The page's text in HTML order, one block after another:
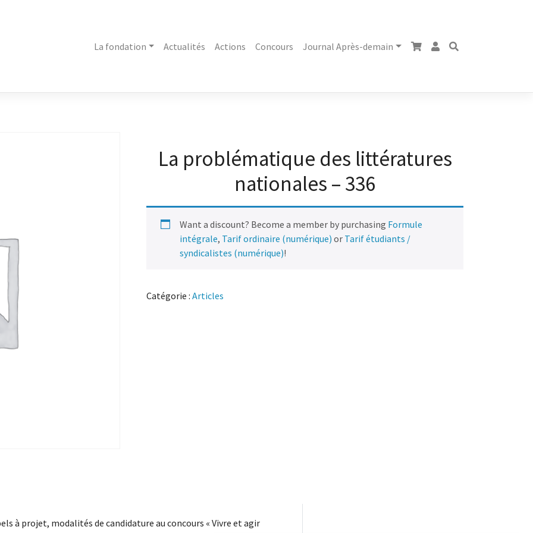
La fondation Actualités Actions Concours Journal Après-demain
La problématique des littératures
nationales – 336
Want a discount? Become a member by purchasing Formule
intégrale, Tarif ordinaire (numérique) or Tarif étudiants /
syndicalistes (numérique)!
Catégorie :Articles
à projet, modalités de candidature au concours « Vivre et agir